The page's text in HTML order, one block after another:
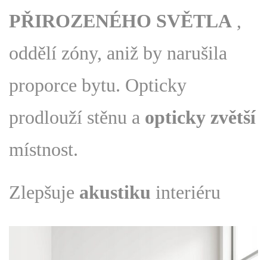
PŘIROZENÉHO SVĚTLA ,
oddělí zóny, aniž by narušila
proporce bytu. Opticky
prodlouží stěnu a opticky zvětší
místnost.
Zlepšuje akustiku interiéru